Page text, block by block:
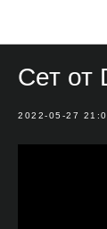
Сет от
2022-05-27